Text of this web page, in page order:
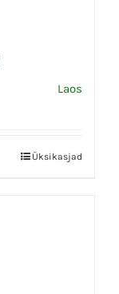
Laos
Üksikasjad